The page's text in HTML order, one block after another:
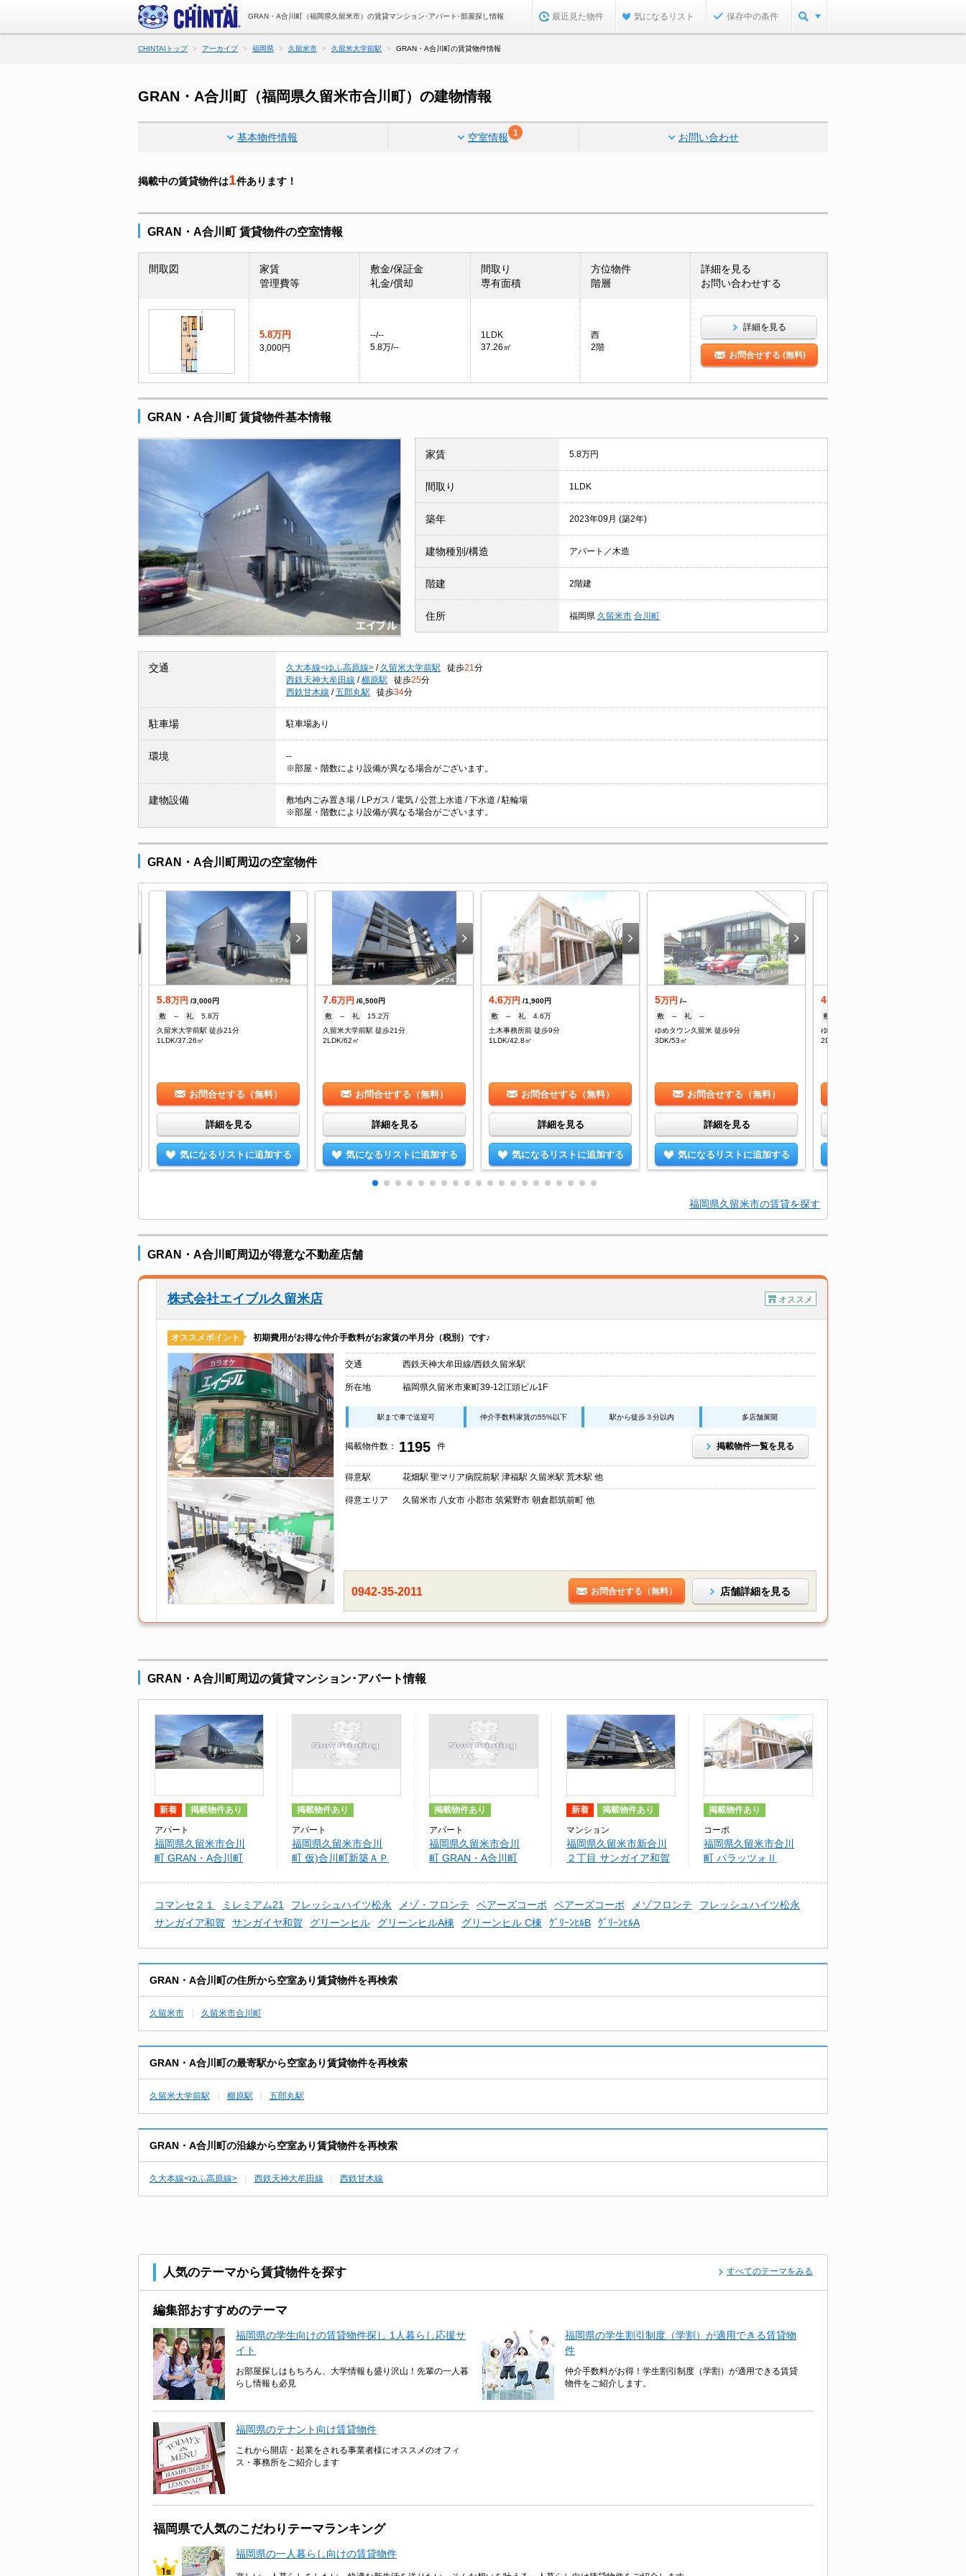
GRAN・A合川町（福岡県久留米市）の賃貸マンション･アパート･部屋探し情報 最近見た物件 気になるリスト 保存中の条件
CHINTAIトップ アーカイブ 福岡県 久留米市 久留米大学前駅 GRAN・A合川町の賃貸物件情報
GRAN・A合川町（福岡県久留米市合川町）の建物情報
基本物件情報 空室情報 1 お問い合わせ
掲載中の賃貸物件は1件あります！
GRAN・A合川町 賃貸物件の空室情報
間取図
家賃
管理費等
敷金/保証金
礼金/償却
間取り
専有面積
方位物件
階層
詳細を見る
お問い合わせする
5.8万円
3,000円
--/--
5.8万/--
1LDK
37.26㎡
西
2階
詳細を見る
お問合せする (無料)
GRAN・A合川町 賃貸物件基本情報
家賃 5.8万円
間取り 1LDK
築年 2023年09月 (築2年)
建物種別/構造 アパート／木造
階建 2階建
住所 福岡県 久留米市 合川町
交通 久大本線<ゆふ高原線> / 久留米大学前駅 徒歩21 分
西鉄天神大牟田線 / 櫛原駅 徒歩25分
西鉄甘木線 / 五郎丸駅 徒歩34分
駐車場 駐車場あり
環境
--
※部屋・階数により設備が異なる場合がございます。
建物設備
敷地内ごみ置き場 / LPガス / 電気 / 公営上水道 / 下水道 / 駐輪場
※部屋・階数により設備が異なる場合がございます。
GRAN・A合川町周辺の空室物件
5.8万円 /3,000円
敷
-- 礼
5.8万
久留米大学前駅 徒歩21分
1LDK/37.26㎡
お問合せする（無料）
詳細を見る
気になるリストに追加する
7.6万円 /6,500円
敷
-- 礼
15.2万
久留米大学前駅 徒歩21分
2LDK/62㎡
お問合せする（無料）
詳細を見る
気になるリストに追加する
4.6万円 /1,900円
敷
-- 礼
4.6万
土木事務所前 徒歩9分
1LDK/42.8㎡
お問合せする（無料）
詳細を見る
気になるリストに追加する
5万円 /--
敷
-- 礼
--
ゆめタウン久留米 徒歩9分
3DK/53㎡
お問合せする（無料）
詳細を見る
気になるリストに追加する
4.3
敷
ゆめタウン久留米 徒歩10分
2DK/44.72㎡
福岡県久留米市の賃貸を探す
GRAN・A合川町周辺が得意な不動産店舗
株式会社エイブル久留米店 オススメ
オススメポイント 初期費用がお得な仲介手数料がお家賃の半月分（税別）です♪
交通 西鉄天神大牟田線/西鉄久留米駅
所在地 福岡県久留米市東町39-12江頭ビル1F
駅まで車で送迎可 仲介手数料家賃の55%以下 駅から徒歩３分以内 多店舗展開
掲載物件数： 1195 件 掲載物件一覧を見る
得意駅 花畑駅 聖マリア病院前駅 津福駅 久留米駅 荒木駅 他
得意エリア 久留米市 八女市 小郡市 筑紫野市 朝倉郡筑前町 他
0942-35-2011 お問合せする（無料） 店舗詳細を見る
GRAN・A合川町周辺の賃貸マンション･アパート情報
新着 掲載物件あり
アパート
福岡県久留米市合川
町 GRAN・A合川町
掲載物件あり
アパート
福岡県久留米市合川
町 仮)合川町新築ＡＰ
掲載物件あり
アパート
福岡県久留米市合川
町 GRAN・A合川町
新着 掲載物件あり
マンション
福岡県久留米市新合川
２丁目 サンガイア和賀
掲載物件あり
コーポ
福岡県久留米市合川
町 パラッツォⅡ
コマンセ２１ ミレミアム21 フレッシュハイツ松永 メゾ・フロンテ ベアーズコーポ ベアーズコーポ メゾフロンテ
フレッシュハイツ松永
サンガイア和賀
サンガイヤ和賀 グリーンヒル グリーンヒルA棟 グリーンヒル C棟 ｸﾞﾘｰﾝﾋﾙB ｸﾞﾘｰﾝﾋﾙA
GRAN・A合川町の住所から空室あり賃貸物件を再検索
久留米市 久留米市合川町
GRAN・A合川町の最寄駅から空室あり賃貸物件を再検索
久留米大学前駅 櫛原駅 五郎丸駅
GRAN・A合川町の沿線から空室あり賃貸物件を再検索
久大本線<ゆふ高原線> 西鉄天神大牟田線 西鉄甘木線
人気のテーマから賃貸物件を探す すべてのテーマをみる
編集部おすすめのテーマ
福岡県の学生向けの賃貸物件探し 1人暮らし応援サ
イト
お部屋探しはもちろん、大学情報も盛り沢山！先輩の一人暮
らし情報も必見
福岡県の学生割引制度（学割）が適用できる賃貸物
件
仲介手数料がお得！学生割引制度（学割）が適用できる賃貸
物件をご紹介します。
福岡県のテナント向け賃貸物件
これから開店・起業をされる事業者様にオススメのオフィ
ス・事務所をご紹介します
福岡県で人気のこだわりテーマランキング
福岡県の一人暮らし向けの賃貸物件